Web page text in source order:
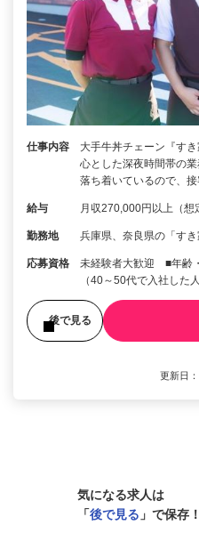
仕事内容
大手牛丼チェーン『す
心とした深夜時間帯の
落ち着いているので、
給与 月収270,000円以上（想
勤務地 兵庫県、奈良県の「す
応募資格
未経験者大歓迎 ■年齢
（40～50代で入社し
後で見る
更新日
気になる求人は
「後で見る 」で保存！